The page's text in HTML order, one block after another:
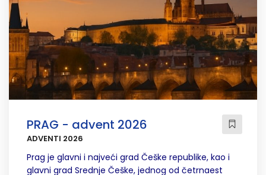
PRAG - advent 2026
ADVENTI 2026
Prag je glavni i najveći grad Češke republike, kao i
glavni grad Srednje Češke, jednog od četrnaest